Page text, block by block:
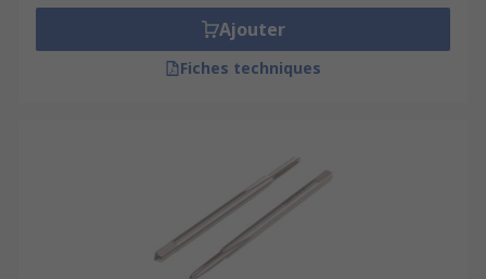
Ajouter
Fiches techniques